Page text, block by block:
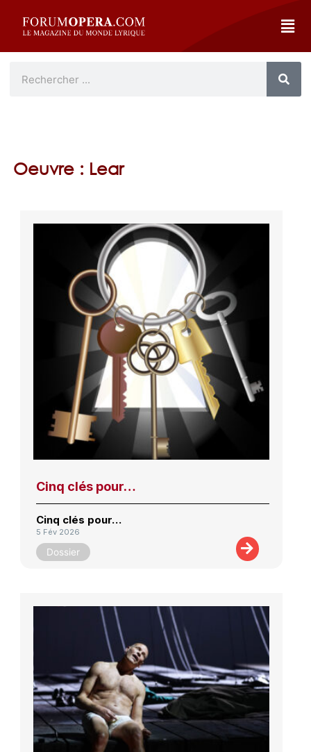
Oeuvre : Lear
Cinq clés pour…
Cinq clés pour…
5 Fév 2026
Dossier